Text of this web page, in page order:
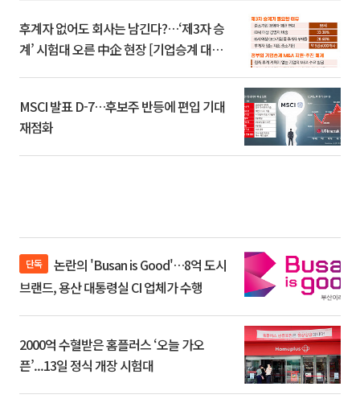
후계자 없어도 회사는 남긴다?…‘제3자 승
계’ 시험대 오른 中企 현장 [기업승계 대전
MSCI 발표 D-7…후보주 반등에 편입 기대
재점화
단독
브랜드, 용산 대통령실 CI 업체가 수행
2000억 수혈받은 홈플러스 ‘오늘 가오
픈’...13일 정식 개장 시험대